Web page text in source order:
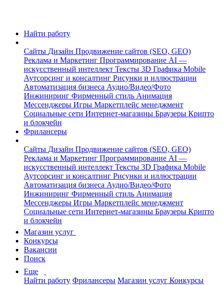
Найти работу
Сайты Дизайн Продвижение сайтов (SEO, GEO)
Реклама и Маркетинг Программирование AI —
искусственный интеллект Тексты 3D Графика Mobile
Аутсорсинг и консалтинг Рисунки и иллюстрации
Автоматизация бизнеса Аудио/Видео/Фото
Инжиниринг Фирменный стиль Анимация
Мессенджеры Игры Маркетплейс менеджмент
Социальные сети Интернет-магазины Браузеры Крипто
и блокчейн
Фрилансеры
Сайты Дизайн Продвижение сайтов (SEO, GEO)
Реклама и Маркетинг Программирование AI —
искусственный интеллект Тексты 3D Графика Mobile
Аутсорсинг и консалтинг Рисунки и иллюстрации
Автоматизация бизнеса Аудио/Видео/Фото
Инжиниринг Фирменный стиль Анимация
Мессенджеры Игры Маркетплейс менеджмент
Социальные сети Интернет-магазины Браузеры Крипто
и блокчейн
Магазин услуг
Конкурсы
Вакансии
Поиск
Еще
Найти работу Фрилансеры Магазин услуг Конкурсы